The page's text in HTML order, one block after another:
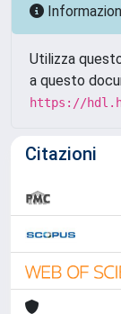
Utilizza
a questo
https://
Citazioni